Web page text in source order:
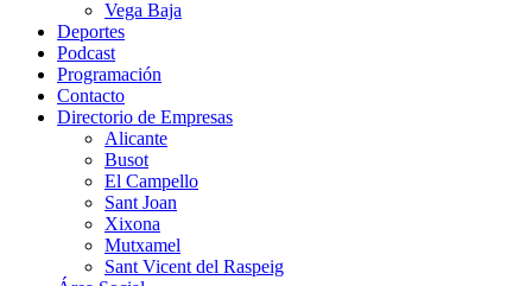
Vega Baja
Deportes
Podcast
Programación
Contacto
Directorio de Empresas
Alicante
Busot
El Campello
Sant Joan
Xixona
Mutxamel
Sant Vicent del Raspeig